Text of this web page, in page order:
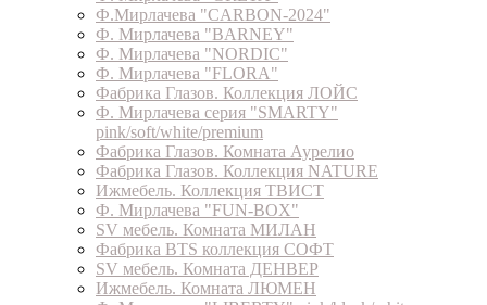
Ф.Мирлачева "CARBON-2024"
Ф. Мирлачева "BARNEY"
Ф. Мирлачева "NORDIC"
Ф. Мирлачева "FLORA"
Фабрика Глазов. Коллекция ЛОЙС
Ф. Мирлачева серия "SMARTY"
pink/soft/white/premium
Фабрика Глазов. Комната Аурелио
Фабрика Глазов. Коллекция NATURE
Ижмебель. Коллекция ТВИСТ
Ф. Мирлачева "FUN-BOX"
SV мебель. Комната МИЛАН
Фабрика BTS коллекция СОФТ
SV мебель. Комната ДЕНВЕР
Ижмебель. Комната ЛЮМЕН